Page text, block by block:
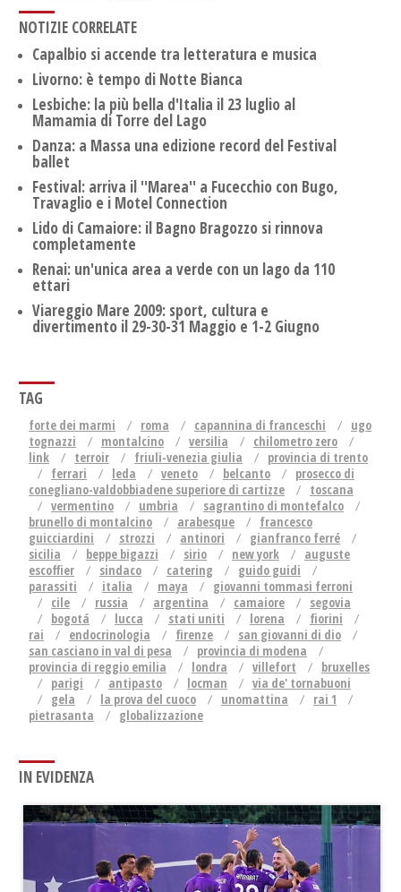
NOTIZIE CORRELATE
Capalbio si accende tra letteratura e musica
Livorno: è tempo di Notte Bianca
Lesbiche: la più bella d'Italia il 23 luglio al
Mamamia di Torre del Lago
Danza: a Massa una edizione record del Festival
ballet
Festival: arriva il ''Marea'' a Fucecchio con Bugo,
Travaglio e i Motel Connection
Lido di Camaiore: il Bagno Bragozzo si rinnova
completamente
Renai: un'unica area a verde con un lago da 110
ettari
Viareggio Mare 2009: sport, cultura e
divertimento il 29-30-31 Maggio e 1-2 Giugno
TAG
forte dei marmi roma capannina di franceschi
ugo
tognazzi
montalcino versilia
chilometro zero
link
terroir friuli-venezia giulia
provincia di trento
ferrari
leda veneto belcanto
prosecco di
conegliano-valdobbiadene superiore di cartizze
toscana
vermentino
umbria
sagrantino di montefalco
brunello di montalcino
arabesque
francesco
guicciardini
strozzi antinori
gianfranco ferré
sicilia
beppe bigazzi sirio new york
auguste
escoffier
sindaco catering
guido guidi
parassiti
italia maya
giovanni tommasi ferroni
cile
russia argentina camaiore
segovia
bogotá
lucca stati uniti lorena
fiorini
rai
endocrinologia firenze
san giovanni di dio
san casciano in val di pesa
provincia di modena
provincia di reggio emilia
londra villefort
bruxelles
parigi
antipasto locman
via de' tornabuoni
gela
la prova del cuoco unomattina
rai 1
pietrasanta
globalizzazione
IN EVIDENZA